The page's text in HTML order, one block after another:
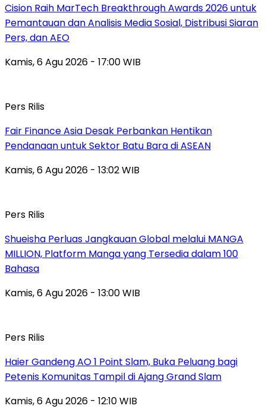
Cision Raih MarTech Breakthrough Awards 2026 untuk
Pemantauan dan Analisis Media Sosial, Distribusi Siaran
Pers, dan AEO
Kamis, 6 Agu 2026 - 17:00 WIB
Pers Rilis
Fair Finance Asia Desak Perbankan Hentikan
Pendanaan untuk Sektor Batu Bara di ASEAN
Kamis, 6 Agu 2026 - 13:02 WIB
Pers Rilis
Shueisha Perluas Jangkauan Global melalui MANGA
MILLION, Platform Manga yang Tersedia dalam 100
Bahasa
Kamis, 6 Agu 2026 - 13:00 WIB
Pers Rilis
Haier Gandeng AO 1 Point Slam, Buka Peluang bagi
Petenis Komunitas Tampil di Ajang Grand Slam
Kamis, 6 Agu 2026 - 12:10 WIB